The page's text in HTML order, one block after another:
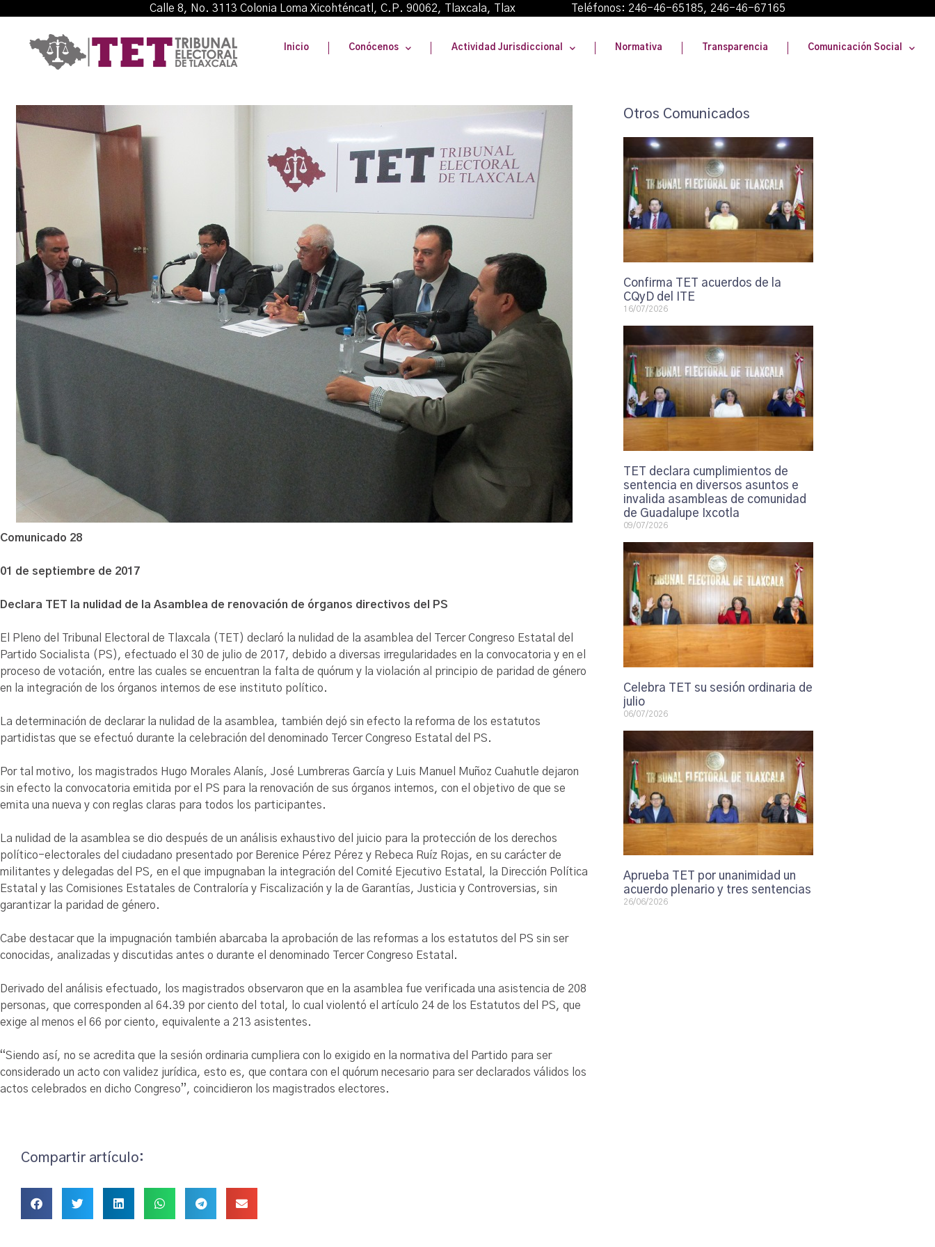
Calle 8, No. 3113 Colonia Loma Xicohténcatl, C.P. 90062, Tlaxcala, Tlax Teléfonos: 246-46-65185, 246-46-67165
Inicio Conócenos Actividad Jurisdiccional Normativa Transparencia Comunicación Social
Comunicado 28
01 de septiembre de 2017
Declara TET la nulidad de la Asamblea de renovación de órganos directivos del PS
El Pleno del Tribunal Electoral de Tlaxcala (TET) declaró la nulidad de la asamblea del Tercer Congreso Estatal del
Partido Socialista (PS), efectuado el 30 de julio de 2017, debido a diversas irregularidades en la convocatoria y en el
proceso de votación, entre las cuales se encuentran la falta de quórum y la violación al principio de paridad de género
en la integración de los órganos internos de ese instituto político.
La determinación de declarar la nulidad de la asamblea, también dejó sin efecto la reforma de los estatutos
partidistas que se efectuó durante la celebración del denominado Tercer Congreso Estatal del PS.
Por tal motivo, los magistrados Hugo Morales Alanís, José Lumbreras García y Luis Manuel Muñoz Cuahutle dejaron
sin efecto la convocatoria emitida por el PS para la renovación de sus órganos internos, con el objetivo de que se
emita una nueva y con reglas claras para todos los participantes.
La nulidad de la asamblea se dio después de un análisis exhaustivo del juicio para la protección de los derechos
político-electorales del ciudadano presentado por Berenice Pérez Pérez y Rebeca Ruíz Rojas, en su carácter de
militantes y delegadas del PS, en el que impugnaban la integración del Comité Ejecutivo Estatal, la Dirección Política
Estatal y las Comisiones Estatales de Contraloría y Fiscalización y la de Garantías, Justicia y Controversias, sin
garantizar la paridad de género.
Cabe destacar que la impugnación también abarcaba la aprobación de las reformas a los estatutos del PS sin ser
conocidas, analizadas y discutidas antes o durante el denominado Tercer Congreso Estatal.
Derivado del análisis efectuado, los magistrados observaron que en la asamblea fue verificada una asistencia de 208
personas, que corresponden al 64.39 por ciento del total, lo cual violentó el artículo 24 de los Estatutos del PS, que
exige al menos el 66 por ciento, equivalente a 213 asistentes.
“Siendo así, no se acredita que la sesión ordinaria cumpliera con lo exigido en la normativa del Partido para ser
considerado un acto con validez jurídica, esto es, que contara con el quórum necesario para ser declarados válidos los
actos celebrados en dicho Congreso”, coincidieron los magistrados electores.
Compartir artículo:
Otros Comunicados
Confirma TET acuerdos de la
CQyD del ITE
16/07/2026
TET declara cumplimientos de
sentencia en diversos asuntos e
invalida asambleas de comunidad
de Guadalupe Ixcotla
09/07/2026
Celebra TET su sesión ordinaria de
julio
06/07/2026
Aprueba TET por unanimidad un
acuerdo plenario y tres sentencias
26/06/2026